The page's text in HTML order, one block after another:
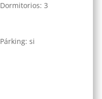
Dormitorios: 3
Párking: si